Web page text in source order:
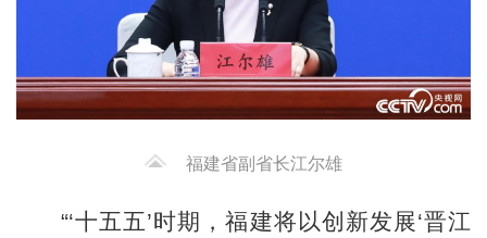
福建省副省长江尔雄
“‘十五五’时期，福建将以创新发展‘晋江